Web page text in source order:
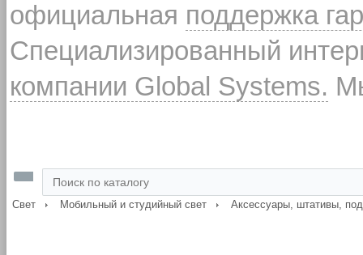
официальная поддержка
Специализированный
компании Global Systems.
Свет Мобильный и студийный свет Аксессуары, штативы,